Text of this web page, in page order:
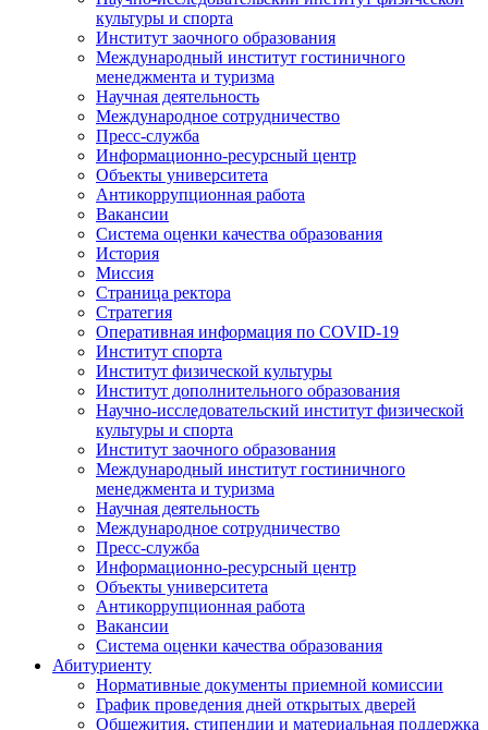
культуры и спорта
Институт заочного образования
Международный институт гостиничного
менеджмента и туризма
Научная деятельность
Международное сотрудничество
Пресс-служба
Информационно-ресурсный центр
Объекты университета
Антикоррупционная работа
Вакансии
Система оценки качества образования
История
Миссия
Страница ректора
Стратегия
Оперативная информация по COVID-19
Институт спорта
Институт физической культуры
Институт дополнительного образования
Научно-исследовательский институт физической
культуры и спорта
Институт заочного образования
Международный институт гостиничного
менеджмента и туризма
Научная деятельность
Международное сотрудничество
Пресс-служба
Информационно-ресурсный центр
Объекты университета
Антикоррупционная работа
Вакансии
Система оценки качества образования
Абитуриенту
Нормативные документы приемной комиссии
График проведения дней открытых дверей
Общежития, стипендии и материальная поддержка